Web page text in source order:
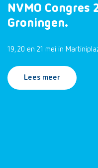
NVMO Congres
Groningen.
19, 20 en 21 mei in
Lees meer